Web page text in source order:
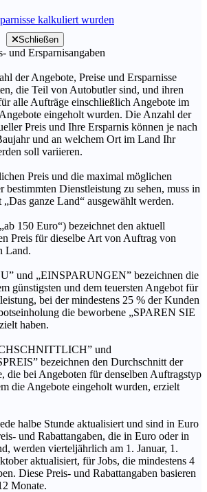
kalkuliert wurden
Schließen
und Ersparnisangaben
der Angebote, Preise und Ersparnisse
die Teil von Autobutler sind, und ihren
alle Aufträge einschließlich Angebote im
eingeholt wurden. Die Anzahl der
Preis und Ihre Ersparnis können je nach
und an welchem Ort im Land Ihr
soll variieren.
Preis und die maximal möglichen
bestimmten Dienstleistung zu sehen, muss in
ganze Land“ ausgewählt werden.
150 Euro“) bezeichnet den aktuell
Preis für dieselbe Art von Auftrag von
Land.
und „EINSPARUNGEN” bezeichnen die
günstigsten und dem teuersten Angebot für
bei der mindestens 25 % der Kunden
die beworbene „SPAREN SIE
haben.
und
bezeichnen den Durchschnitt der
die bei Angeboten für denselben Auftragstyp
die Angebote eingeholt wurden, erzielt
halbe Stunde aktualisiert und sind in Euro
und Rabattangaben, die in Euro oder in
werden vierteljährlich am 1. Januar, 1.
aktualisiert, für Jobs, die mindestens 4
Diese Preis- und Rabattangaben basieren
Monate.